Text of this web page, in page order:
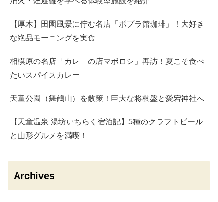
【厚木】田園風景に佇む名店「ポプラ館珈琲」！大好き
な絶品モーニングを実食
相模原の名店「カレーの店マボロシ」再訪！夏こそ食べ
たいスパイスカレー
天童公園（舞鶴山）を散策！巨大な将棋盤と愛宕神社へ
【天童温泉 湯坊いちらく宿泊記】5種のクラフトビール
と山形グルメを満喫！
Archives